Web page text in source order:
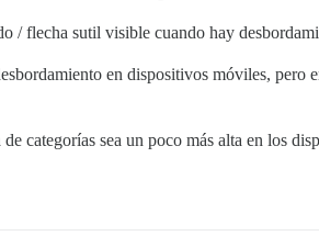
/ flecha sutil visible cuando hay
en dispositivos móviles,
categorías sea un poco más alta en los